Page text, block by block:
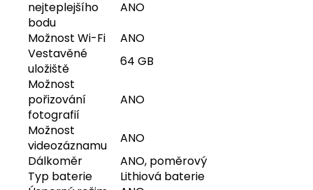
nejteplejšího
bodu
ANO
Možnost Wi-Fi
ANO
Vestavěné
uložiště
64 GB
Možnost
pořizování
fotografií
ANO
Možnost
videozáznamu
ANO
Dálkoměr
ANO, poměrový
Typ baterie
Lithiová baterie